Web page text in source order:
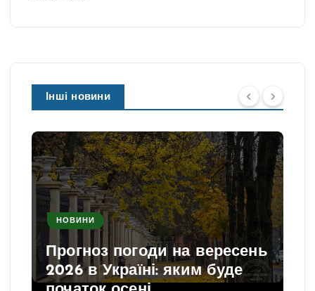
Інші новини
НОВИНИ
Прогноз погоди на вересень
2026 в Україні: яким буде